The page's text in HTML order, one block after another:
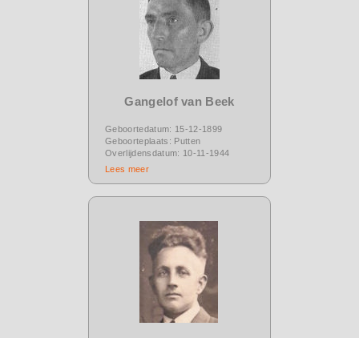
Gangelof van Beek
Geboortedatum: 15-12-1899
Geboorteplaats: Putten
Overlijdensdatum: 10-11-1944
Lees meer